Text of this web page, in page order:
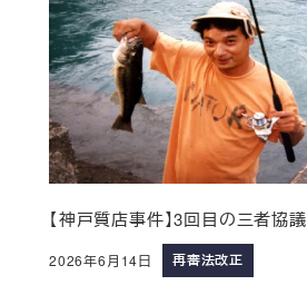
【神戸質店事件】3回目の三者協議
2026年6月14日 再審法改正